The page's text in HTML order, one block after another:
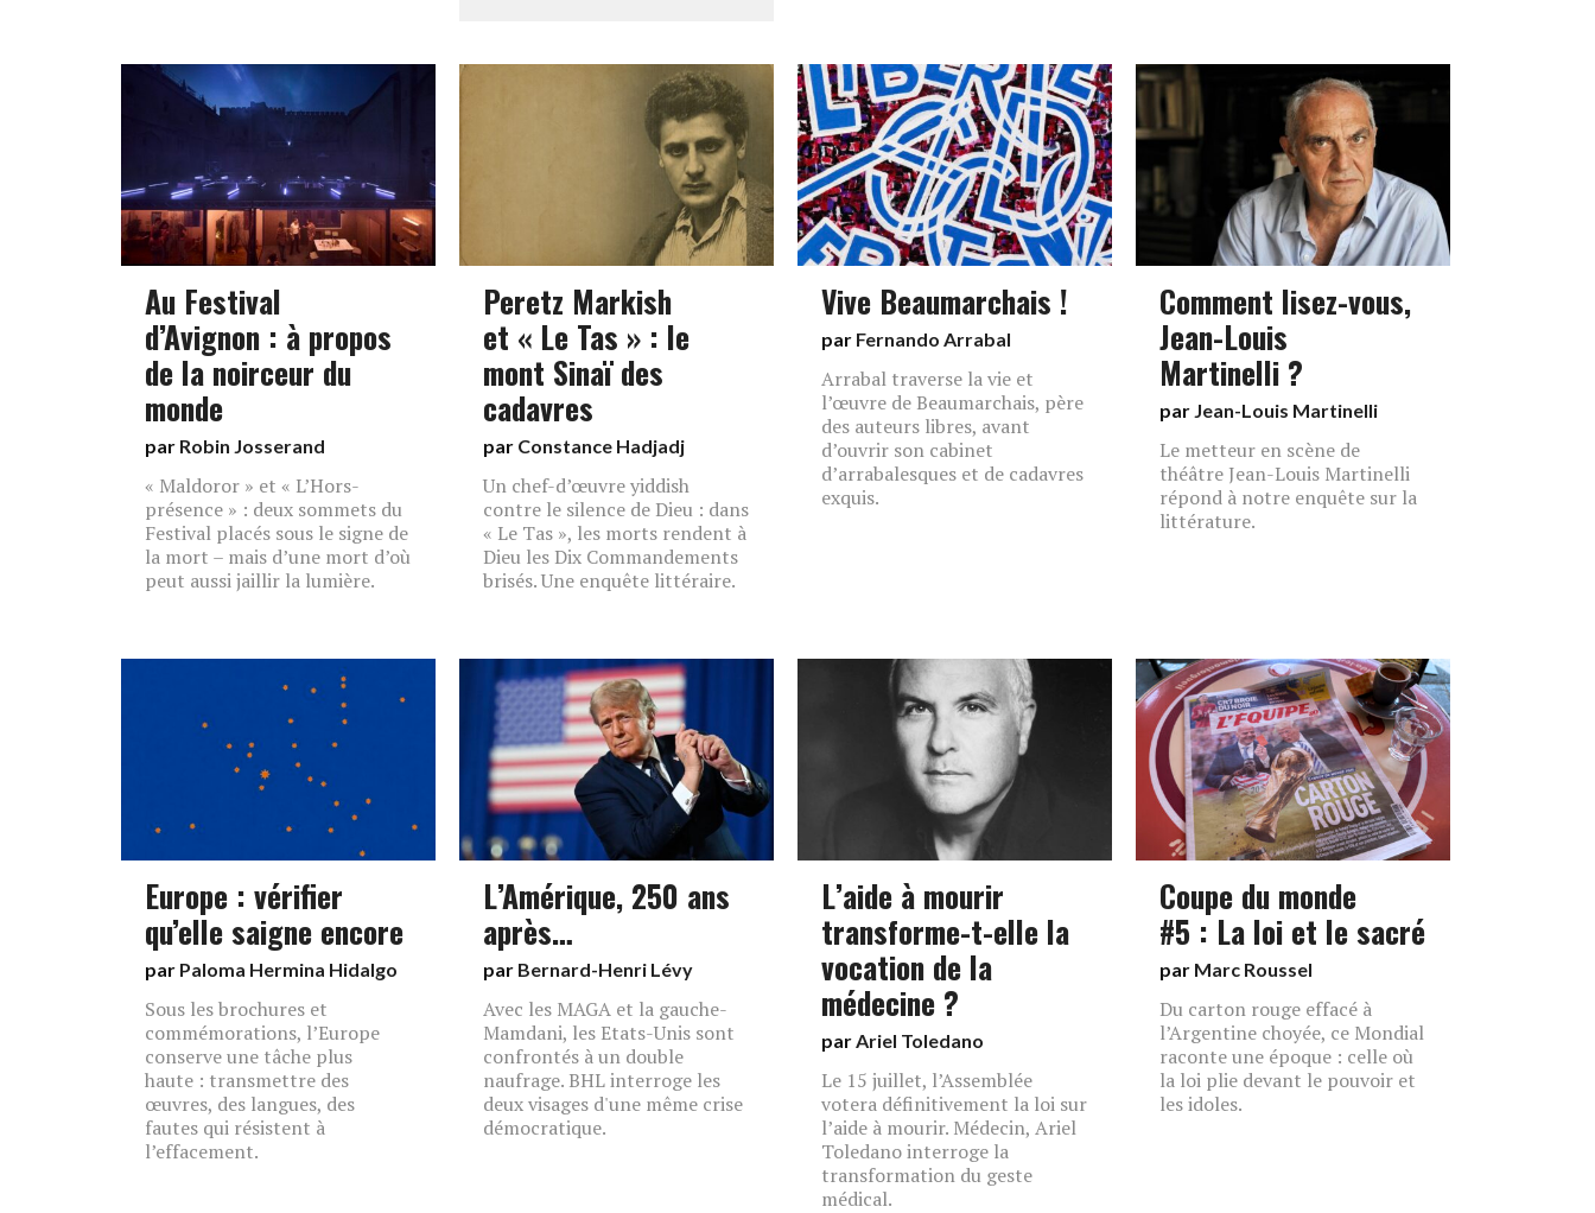
Au Festival
d’Avignon : à propos
de la noirceur du
monde
par Robin Josserand
« Maldoror » et « L’Hors-
présence » : deux sommets du
Festival placés sous le signe de
la mort – mais d’une mort d’où
peut aussi jaillir la lumière.
Peretz Markish
et « Le Tas » : le
mont Sinaï des
cadavres
par Constance Hadjadj
Un chef-d’œuvre yiddish
contre le silence de Dieu : dans
« Le Tas », les morts rendent à
Dieu les Dix Commandements
brisés. Une enquête littéraire.
Vive Beaumarchais !
par Fernando Arrabal
Arrabal traverse la vie et
l’œuvre de Beaumarchais, père
des auteurs libres, avant
d’ouvrir son cabinet
d’arrabalesques et de cadavres
exquis.
Comment lisez-vous,
Jean-Louis
Martinelli ?
par Jean-Louis Martinelli
Le metteur en scène de
théâtre Jean-Louis Martinelli
répond à notre enquête sur la
littérature.
Europe : vérifier
qu’elle saigne encore
par Paloma Hermina Hidalgo
Sous les brochures et
commémorations, l’Europe
conserve une tâche plus
haute : transmettre des
œuvres, des langues, des
fautes qui résistent à
l’effacement.
L’Amérique, 250 ans
après…
par Bernard-Henri Lévy
Avec les MAGA et la gauche-
Mamdani, les Etats-Unis sont
confrontés à un double
naufrage. BHL interroge les
deux visages d'une même crise
démocratique.
L’aide à mourir
transforme-t-elle la
vocation de la
médecine ?
parAriel Toledano
Le 15 juillet, l’Assemblée
votera définitivement la loi sur
l’aide à mourir. Médecin, Ariel
Toledano interroge la
transformation du geste
médical.
Coupe du monde
#5 : La loi et le sacré
par Marc Roussel
Du carton rouge effacé à
l’Argentine choyée, ce Mondial
raconte une époque : celle où
la loi plie devant le pouvoir et
les idoles.